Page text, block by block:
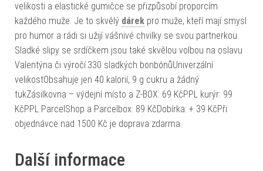
velikosti a elastické gumičce se přizpůsobí proporcím
každého muže. Je to skvělý dárek pro muže, kteří mají smysl
pro humor a rádi si užijí vášnivé chvilky se svou partnerkou.
Sladké slipy se srdíčkem jsou také skvělou volbou na oslavu
Valentýna či výročí.330 sladkých bonbónůUniverzální
velikostObsahuje jen 40 kalorií, 9 g cukru a žádný
tukZásilkovna – výdejní místo a Z-BOX: 69 KčPPL kurýr: 99
KčPPL ParcelShop a Parcelbox: 89 KčDobírka: + 39 KčPři
objednávce nad 1500 Kč je doprava zdarma.
Další informace